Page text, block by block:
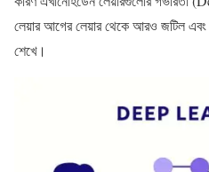
লেয়ার আগের লেয়ার থেকে আরও জটিল এবং
শেখে।